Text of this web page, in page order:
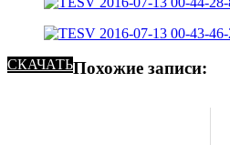
СКАЧАТЬПохожие записи: